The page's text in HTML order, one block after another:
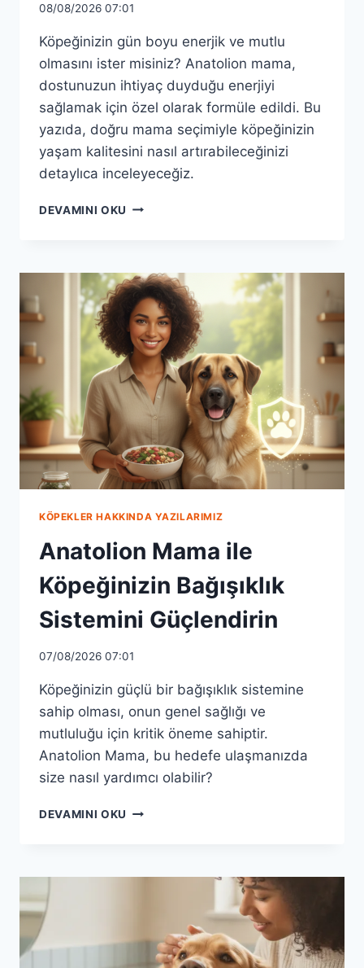
08/08/2026 07:01
Köpeğinizin gün boyu enerjik ve mutlu
olmasını ister misiniz? Anatolion mama,
dostunuzun ihtiyaç duyduğu enerjiyi
sağlamak için özel olarak formüle edildi. Bu
yazıda, doğru mama seçimiyle köpeğinizin
yaşam kalitesini nasıl artırabileceğinizi
detaylıca inceleyeceğiz.
DEVAMINI OKU ANATOLION
ENERJI
SEVIYESINI
YÜKSELTIN
KÖPEKLER HAKKINDA YAZILARIMIZ
Anatolion Mama ile
Köpeğinizin Bağışıklık
Sistemini Güçlendirin
07/08/2026 07:01
Köpeğinizin güçlü bir bağışıklık sistemine
sahip olması, onun genel sağlığı ve
mutluluğu için kritik öneme sahiptir.
Anatolion Mama, bu hedefe ulaşmanızda
size nasıl yardımcı olabilir?
DEVAMINI OKU ANATOLION
BAĞIŞIKLIK